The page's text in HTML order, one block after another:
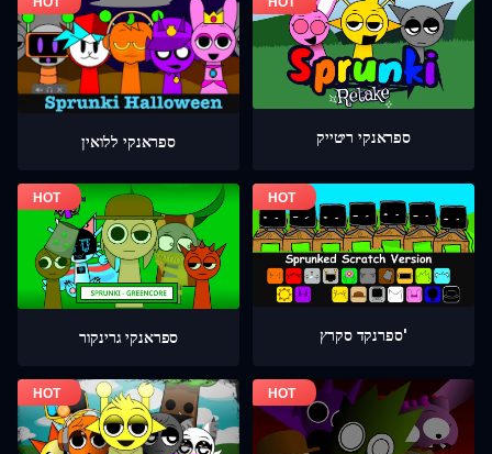
ספראנקי ללואין ספראנקי ריטייק
ספראנקי גרינקור ספרנקד סקרץ'